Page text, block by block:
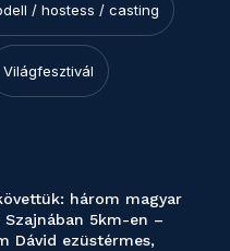
/ hostess / casting
Világfesztivál
három magyar
Szajnában 5km-en –
Dávid ezüstérmes,